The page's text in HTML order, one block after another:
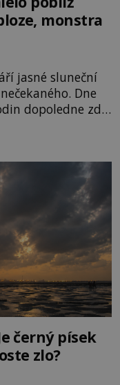
monstra
jasné sluneční
Dne
dopoledne zde
doloženému
zde skutečně
černý písek
zlo?